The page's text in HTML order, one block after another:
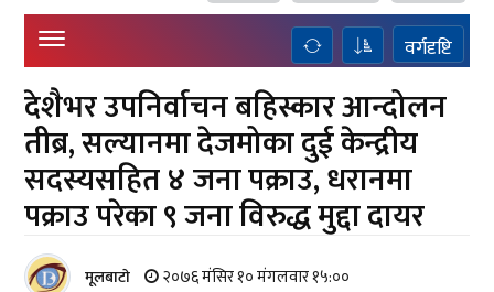
वर्गदृष्टि
देशैभर उपनिर्वाचन बहिस्कार आन्दोलन
तीब्र, सल्यानमा देजमोका दुई केन्द्रीय
सदस्यसहित ४ जना पक्राउ, धरानमा
पक्राउ परेका ९ जना विरुद्ध मुद्दा दायर
मूलबाटाे २०७६ मंसिर १० मंगलवार १५:००